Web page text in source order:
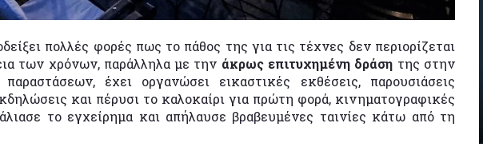
πολλές φορές πως το πάθος της για τις τέχνες δεν περιορίζεται
των χρόνων, παράλληλα με την άκρως επιτυχημένη δράση της στην
έχει οργανώσει εικαστικές εκθέσεις, παρουσιάσεις
και πέρυσι το καλοκαίρι για πρώτη φορά, κινηματογραφικές
το εγχείρημα και απήλαυσε βραβευμένες ταινίες κάτω από τη